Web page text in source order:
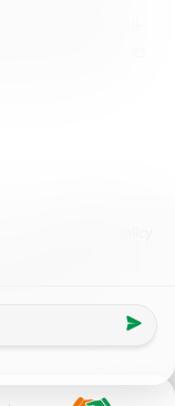
and well-
Haifa makes its
to growers in
LTD